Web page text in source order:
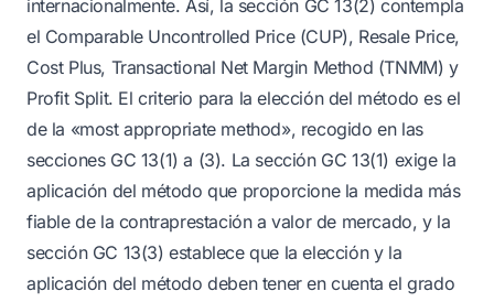
internacionalmente. Así, la sección GC 13(2) contempla
el Comparable Uncontrolled Price (CUP), Resale Price,
Cost Plus, Transactional Net Margin Method (TNMM) y
Profit Split. El criterio para la elección del método es el
de la «most appropriate method», recogido en las
secciones GC 13(1) a (3). La sección GC 13(1) exige la
aplicación del método que proporcione la medida más
fiable de la contraprestación a valor de mercado, y la
sección GC 13(3) establece que la elección y la
aplicación del método deben tener en cuenta el grado